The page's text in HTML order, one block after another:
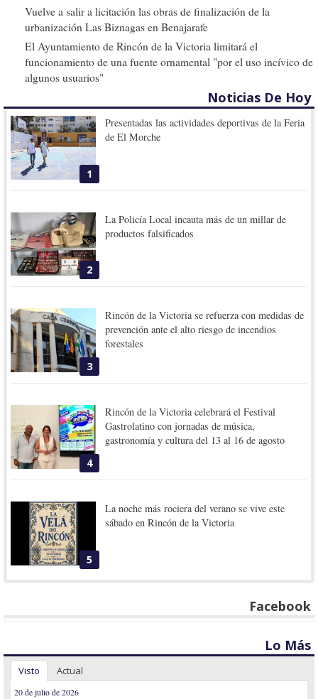
Vuelve a salir a licitación las obras de finalización de la
urbanización Las Biznagas en Benajarafe
El Ayuntamiento de Rincón de la Victoria limitará el
funcionamiento de una fuente ornamental "por el uso incívico de
algunos usuarios"
Noticias De Hoy
1
Presentadas las actividades deportivas de la Feria
de El Morche
2
La Policía Local incauta más de un millar de
productos falsificados
3
Rincón de la Victoria se refuerza con medidas de
prevención ante el alto riesgo de incendios
forestales
4
Rincón de la Victoria celebrará el Festival
Gastrolatino con jornadas de música,
gastronomía y cultura del 13 al 16 de agosto
5
La noche más rociera del verano se vive este
sábado en Rincón de la Victoria
Facebook
Lo Más
Visto Actual
20 de julio de 2026